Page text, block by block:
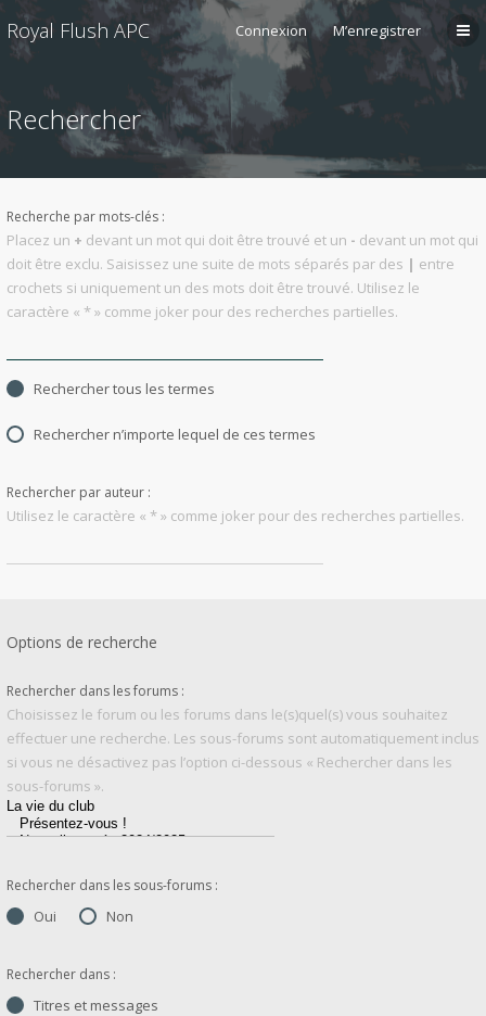
Royal Flush APC Connexion M’enregistrer
Rechercher
Recherche par mots-clés :
Placez un + devant un mot qui doit être trouvé et un - devant un mot qui
doit être exclu. Saisissez une suite de mots séparés par des | entre
crochets si uniquement un des mots doit être trouvé. Utilisez le
caractère « * » comme joker pour des recherches partielles.
Rechercher tous les termes
Rechercher n’importe lequel de ces termes
Rechercher par auteur :
Utilisez le caractère « * » comme joker pour des recherches partielles.
Options de recherche
Rechercher dans les forums :
Choisissez le forum ou les forums dans le(s)quel(s) vous souhaitez
effectuer une recherche. Les sous-forums sont automatiquement inclus
si vous ne désactivez pas l’option ci-dessous « Rechercher dans les
sous-forums ».
Rechercher dans les sous-forums :
Oui Non
Rechercher dans :
Titres et messages